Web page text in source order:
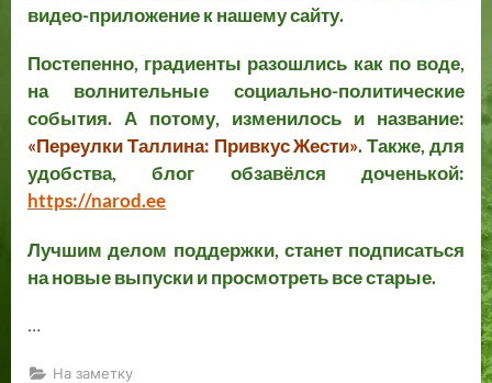
видео-приложение к нашему сайту.
Постепенно, градиенты разошлись как по воде,
на волнительные социально-политические
события. А потому, изменилось и название:
«Переулки Таллина: Привкус Жести». Также, для
удобства, блог обзавёлся доченькой:
https://narod.ee
Лучшим делом поддержки, станет подписаться
на новые выпуски и просмотреть все старые.
…
На заметку